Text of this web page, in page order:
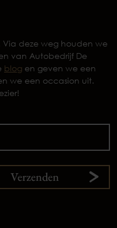
Via deze weg houden we
van Autobedrijf De
blog en geven we een
we een occasion uit.
Verzenden